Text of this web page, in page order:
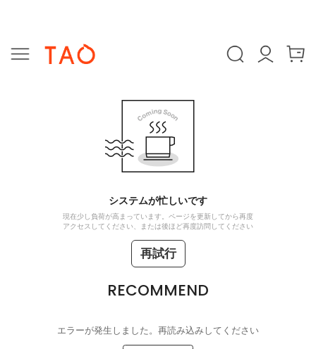
システムが忙しいです
現在少し負荷が高まっています。ページを更新してから再度
アクセスしてください、または後ほど再度訪問してください
再試行
RECOMMEND
エラーが発生しました。再読み込みしてください